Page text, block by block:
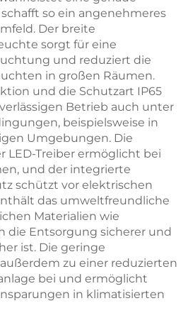
so ein angenehmeres
Der breite
sorgt für eine
und reduziert die
in großen Räumen.
und die Schutzart IP65
Betrieb auch unter
beispielsweise in
Umgebungen. Die
LED-Treiber ermöglicht bei
und der integrierte
schützt vor elektrischen
das umweltfreundliche
Materialien wie
die Entsorgung sicherer und
ist. Die geringe
zu einer reduzierten
bei und ermöglicht
in klimatisierten